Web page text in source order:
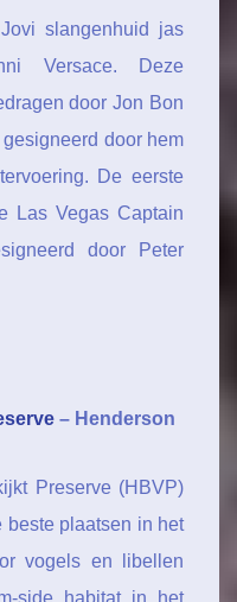
slangenhuid jas
Versace. Deze
door Jon Bon
door hem
De eerste
Las Vegas Captain
door Peter
– Henderson
Preserve (HBVP)
beste plaatsen in het
vogels en libellen
side habitat in het